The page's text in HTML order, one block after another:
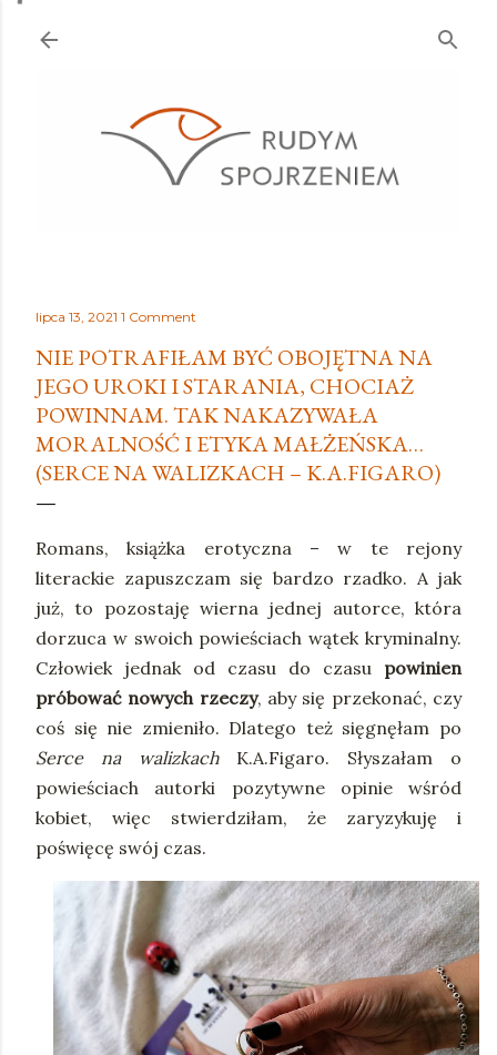
lipca 13, 2021 1 Comment
NIE POTRAFIŁAM BYĆ OBOJĘTNA NA
JEGO UROKI I STARANIA, CHOCIAŻ
POWINNAM. TAK NAKAZYWAŁA
MORALNOŚĆ I ETYKA MAŁŻEŃSKA…
(SERCE NA WALIZKACH – K.A.FIGARO)
Romans, książka erotyczna – w te rejony
literackie zapuszczam się bardzo rzadko. A jak
już, to pozostaję wierna jednej autorce, która
dorzuca w swoich powieściach wątek kryminalny.
Człowiek jednak od czasu do czasu powinien
próbować nowych rzeczy, aby się przekonać, czy
coś się nie zmieniło. Dlatego też sięgnęłam po
Serce na walizkachK.A.Figaro. Słyszałam o
powieściach autorki pozytywne opinie wśród
kobiet, więc stwierdziłam, że zaryzykuję i
poświęcę swój czas.